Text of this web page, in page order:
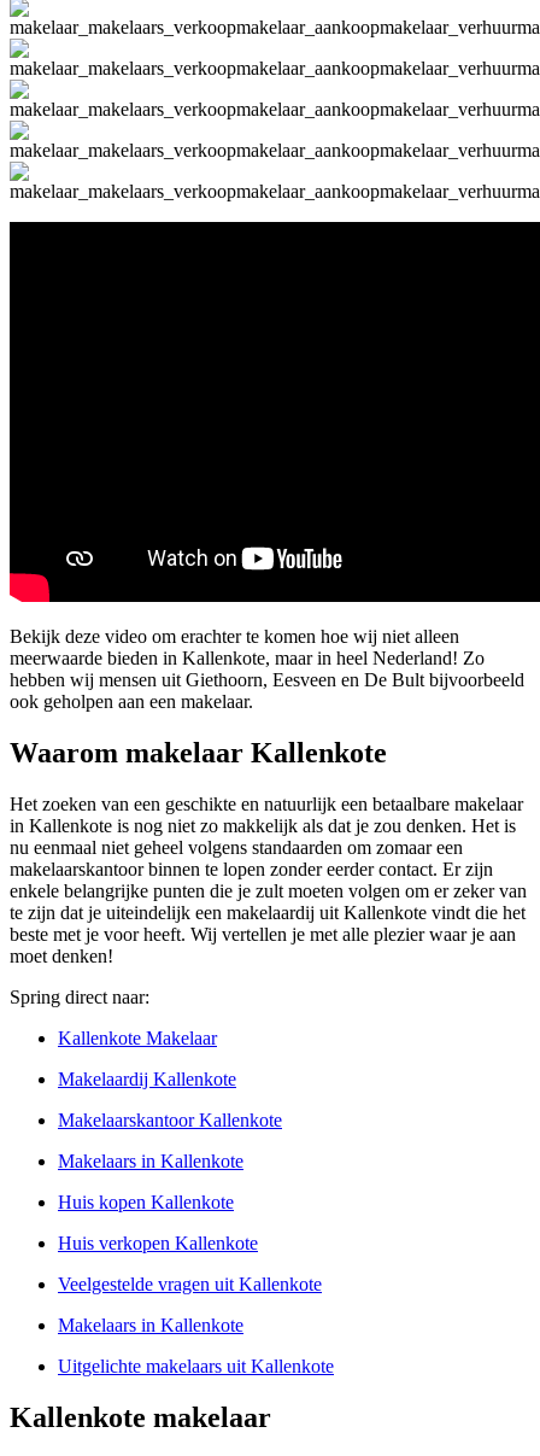
Bekijk deze video om erachter te komen hoe wij niet alleen
meerwaarde bieden in Kallenkote, maar in heel Nederland! Zo
hebben wij mensen uit Giethoorn, Eesveen en De Bult bijvoorbeeld
ook geholpen aan een makelaar.
Waarom makelaar Kallenkote
Het zoeken van een geschikte en natuurlijk een betaalbare makelaar
in Kallenkote is nog niet zo makkelijk als dat je zou denken. Het is
nu eenmaal niet geheel volgens standaarden om zomaar een
makelaarskantoor binnen te lopen zonder eerder contact. Er zijn
enkele belangrijke punten die je zult moeten volgen om er zeker van
te zijn dat je uiteindelijk een makelaardij uit Kallenkote vindt die het
beste met je voor heeft. Wij vertellen je met alle plezier waar je aan
moet denken!
Spring direct naar:
Kallenkote Makelaar
Makelaardij Kallenkote
Makelaarskantoor Kallenkote
Makelaars in Kallenkote
Huis kopen Kallenkote
Huis verkopen Kallenkote
Veelgestelde vragen uit Kallenkote
Makelaars in Kallenkote
Uitgelichte makelaars uit Kallenkote
Kallenkote makelaar